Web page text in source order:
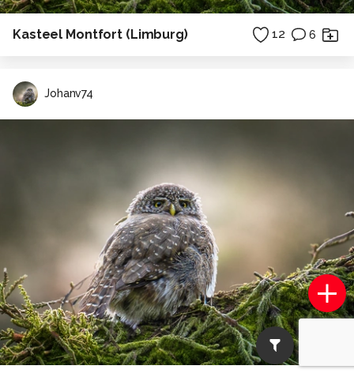
Kasteel Montfort (Limburg) 12 6
Johanv74